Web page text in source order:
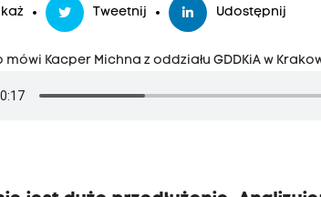
Tweetnij Udostępnij
mówi Kacper Michna z oddziału GDDKiA w